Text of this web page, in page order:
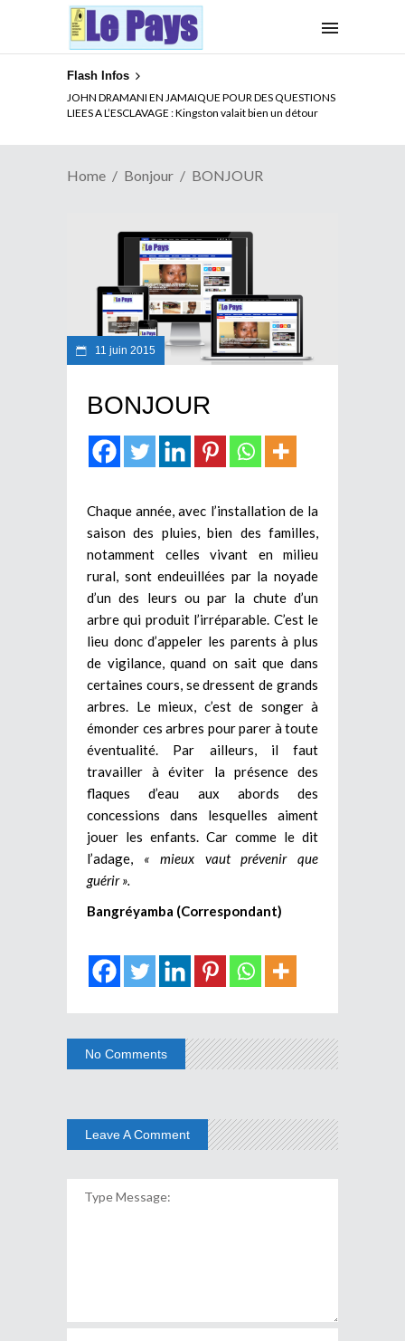
Flash Infos
JOHN DRAMANI EN JAMAIQUE POUR DES QUESTIONS
LIEES A L’ESCLAVAGE : Kingston valait bien un détour
Home Bonjour BONJOUR
11 juin 2015
BONJOUR
Chaque année, avec l’installation de la
saison des pluies, bien des familles,
notamment celles vivant en milieu
rural, sont endeuillées par la noyade
d’un des leurs ou par la chute d’un
arbre qui produit l’irréparable. C’est le
lieu donc d’appeler les parents à plus
de vigilance, quand on sait que dans
certaines cours, se dressent de grands
arbres. Le mieux, c’est de songer à
émonder ces arbres pour parer à toute
éventualité. Par ailleurs, il faut
travailler à éviter la présence des
flaques d’eau aux abords des
concessions dans lesquelles aiment
jouer les enfants. Car comme le dit
l’adage, « mieux vaut prévenir que
guérir ».
Bangréyamba (Correspondant)
No Comments
Leave A Comment